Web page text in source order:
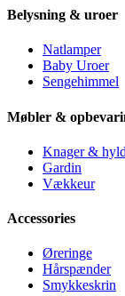
Belysning & uroer
Natlamper
Baby Uroer
Sengehimmel
Møbler &
Knager &
Gardin
Vækkeur
Accessories
Øreringe
Hårspænder
Smykkeskrin